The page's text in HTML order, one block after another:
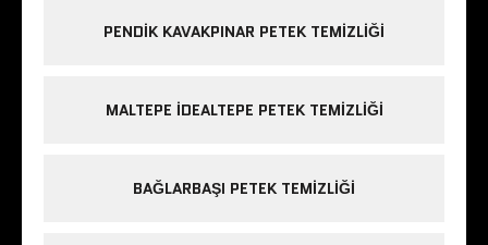
PENDIK KAVAKPINAR PETEK TEMIZLIĞI
MALTEPE IDEALTEPE PETEK TEMIZLIĞI
BAĞLARBAŞI PETEK TEMIZLIĞI